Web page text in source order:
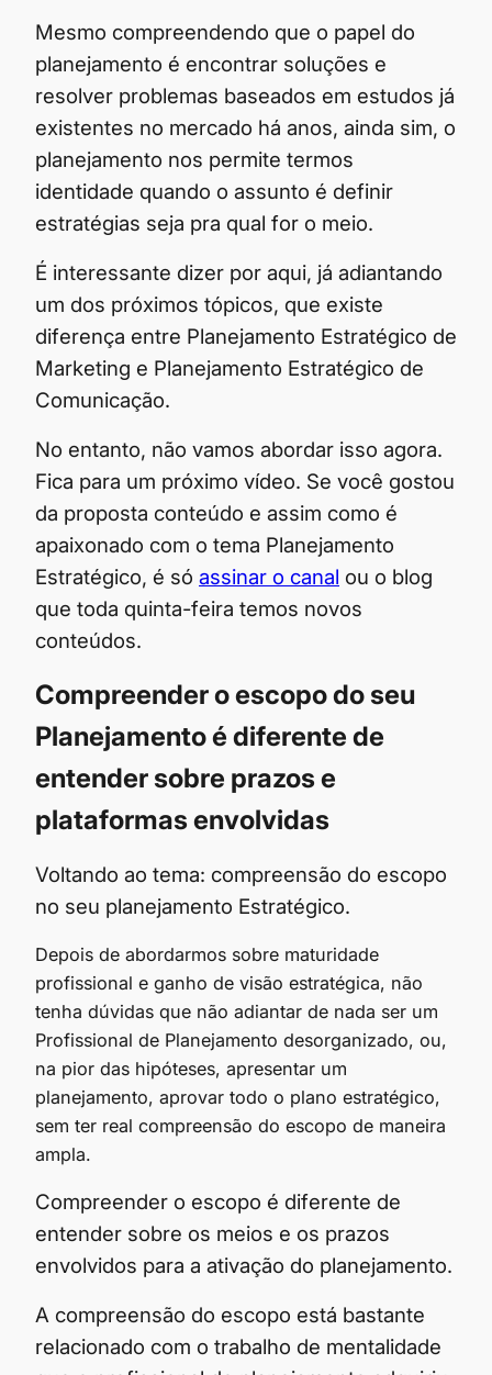
Mesmo compreendendo que o papel do
planejamento é encontrar soluções e
resolver problemas baseados em estudos já
existentes no mercado há anos, ainda sim, o
planejamento nos permite termos
identidade quando o assunto é definir
estratégias seja pra qual for o meio.
É interessante dizer por aqui, já adiantando
um dos próximos tópicos, que existe
diferença entre Planejamento Estratégico de
Marketing e Planejamento Estratégico de
Comunicação.
No entanto, não vamos abordar isso agora.
Fica para um próximo vídeo. Se você gostou
da proposta conteúdo e assim como é
apaixonado com o tema Planejamento
Estratégico, é só assinar o canal ou o blog
que toda quinta-feira temos novos
conteúdos.
Compreender o escopo do seu
Planejamento é diferente de
entender sobre prazos e
plataformas envolvidas
Voltando ao tema: compreensão do escopo
no seu planejamento Estratégico.
Depois de abordarmos sobre maturidade
profissional e ganho de visão estratégica, não
tenha dúvidas que não adiantar de nada ser um
Profissional de Planejamento desorganizado, ou,
na pior das hipóteses, apresentar um
planejamento, aprovar todo o plano estratégico,
sem ter real compreensão do escopo de maneira
ampla.
Compreender o escopo é diferente de
entender sobre os meios e os prazos
envolvidos para a ativação do planejamento.
A compreensão do escopo está bastante
relacionado com o trabalho de mentalidade